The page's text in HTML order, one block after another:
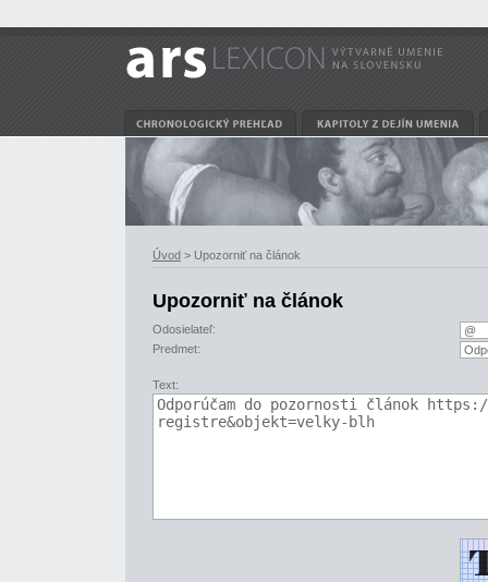
Úvod > Upozorniť na článok
Upozorniť na článok
Odosielateľ:
Predmet:
Text: